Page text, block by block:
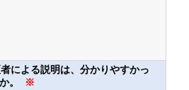
による説明は、分かりやすかっ
。
※